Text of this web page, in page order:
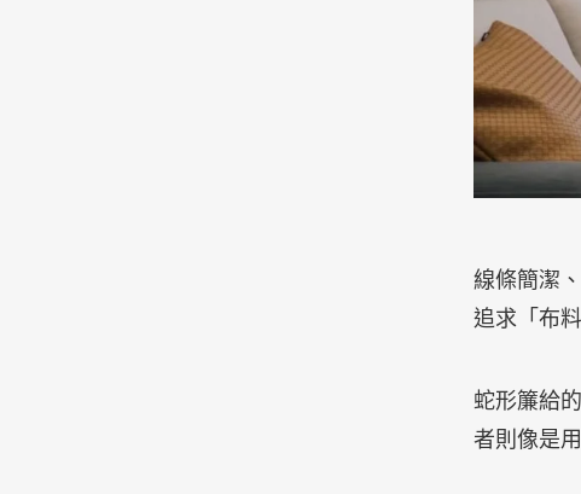
線條簡潔
追求「布
蛇形簾給
者則像是